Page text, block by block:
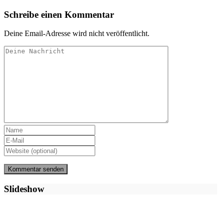
Schreibe einen Kommentar
Deine Email-Adresse wird nicht veröffentlicht.
Slideshow